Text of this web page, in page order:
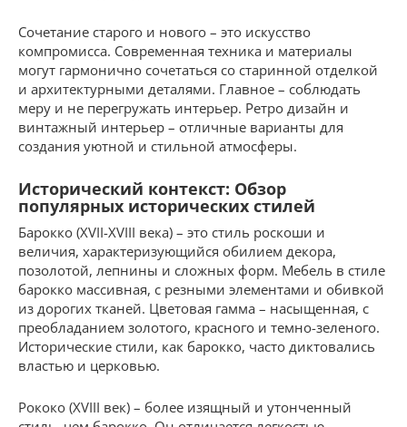
Сочетание старого и нового – это искусство
компромисса. Современная техника и материалы
могут гармонично сочетаться со старинной отделкой
и архитектурными деталями. Главное – соблюдать
меру и не перегружать интерьер. Ретро дизайн и
винтажный интерьер – отличные варианты для
создания уютной и стильной атмосферы.
Исторический контекст: Обзор
популярных исторических стилей
Барокко (XVII-XVIII века) – это стиль роскоши и
величия, характеризующийся обилием декора,
позолотой, лепнины и сложных форм. Мебель в стиле
барокко массивная, с резными элементами и обивкой
из дорогих тканей. Цветовая гамма – насыщенная, с
преобладанием золотого, красного и темно-зеленого.
Исторические стили, как барокко, часто диктовались
властью и церковью.
Рококо (XVIII век) – более изящный и утонченный